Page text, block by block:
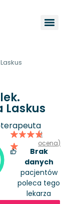
lek.
Laskus
(1
ocena)
Brak
danych
pacjentów
poleca tego
lekarza